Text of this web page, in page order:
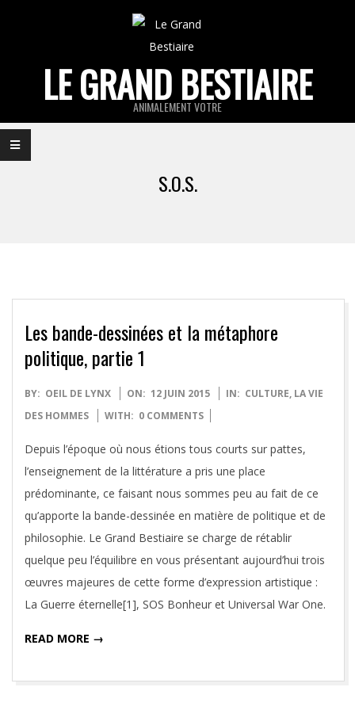
LE GRAND BESTIAIRE
ANIMALEMENT VOTRE
Primary
S.O.S.
Les bande-dessinées et la métaphore
politique, partie 1
2015-
06-
BY: OEIL DE LYNX ON: 12 JUIN 2015 IN: CULTURE, LA VIE
DES HOMMES
WITH: 0 COMMENTS
Depuis l’époque où nous étions tous courts sur pattes,
l’enseignement de la littérature a pris une place
prédominante, ce faisant nous sommes peu au fait de ce
qu’apporte la bande-dessinée en matière de politique et de
philosophie. Le Grand Bestiaire se charge de rétablir
quelque peu l’équilibre en vous présentant aujourd’hui trois
œuvres majeures de cette forme d’expression artistique :
La Guerre éternelle[1], SOS Bonheur et Universal War One.
READ MORE →